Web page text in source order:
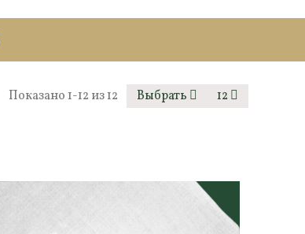
Показано 1-12 из 12 Выбрать 12